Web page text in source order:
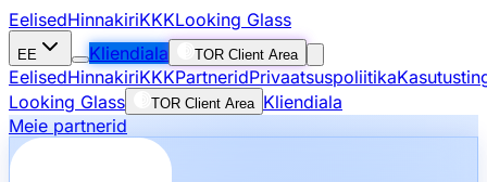
EelisedHinnakiriKKKLooking Glass
EE Kliendiala TOR Client Area
EelisedHinnakiriKKKPartneridPrivaatsuspoliitika
Looking Glass
TOR Client Area Kliendiala
Meie partnerid